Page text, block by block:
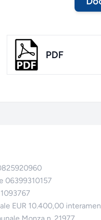
PDF
06399310157
EUR 10.400,00